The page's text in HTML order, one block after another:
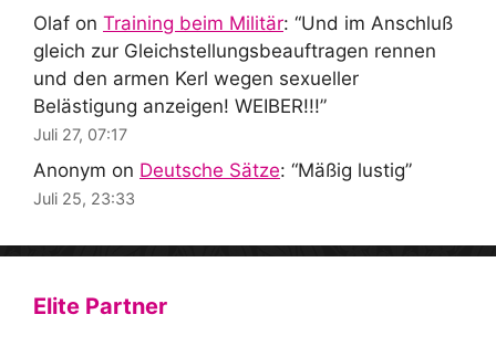
Olaf on Training beim Militär: “Und im Anschluß
gleich zur Gleichstellungsbeauftragen rennen
und den armen Kerl wegen sexueller
Belästigung anzeigen! WEIBER!!!”
Juli 27, 07:17
Anonym on Deutsche Sätze: “Mäßig lustig”
Juli 25, 23:33
Elite Partner